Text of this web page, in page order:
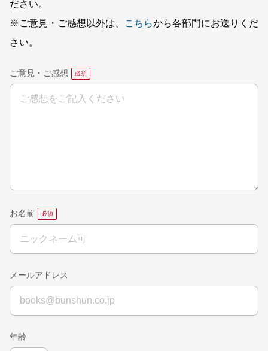
ださい。
※ご意見・ご感想以外は、
こちらから各部門にお送りくだ
さい。
ご意見・ご感想
お名前
メールアドレス
年齢